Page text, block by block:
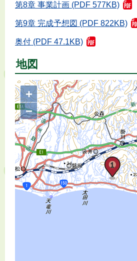
第8章 事業計画 (PDF 577KB)
第9章 完成予想図 (PDF 822KB)
奥付 (PDF 47.1KB)
地図
+
−